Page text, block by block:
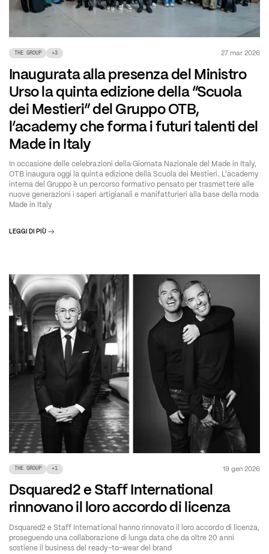
THE GROUP +3 27 mar 2026
Inaugurata alla presenza del Ministro
Urso la quinta edizione della “Scuola
dei Mestieri” del Gruppo OTB,
l’academy che forma i futuri talenti del
Made in Italy
In occasione delle celebrazioni della Giornata Nazionale del Made in Italy,
OTB inaugura oggi la quinta edizione della Scuola dei Mestieri. L'academy
interna del Gruppo è un percorso formativo pensato per trasmettere alle
nuove generazioni i saperi artigianali e manifatturieri alla base della moda
Made in Italy
LEGGI DI PIÙ
THE GROUP +1 19 gen 2026
Dsquared2 e Staff International
rinnovano il loro accordo di licenza
Dsquared2 e Staff International hanno rinnovato il loro accordo di licenza,
proseguendo una collaborazione di lunga data che da oltre 20 anni
sostiene il business del ready-to-wear del brand